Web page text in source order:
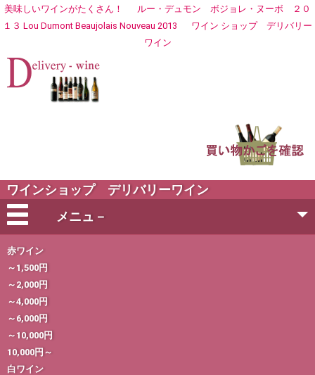
美味しいワインがたくさん！
ルー・デュモン ボジョレ・ヌーボ ２０
１３ Lou Dumont Beaujolais Nouveau 2013
ワイン ショップデリバリー
ワイン
ワインショップ デリバリーワイン
メニュ－
赤ワイン
～1,500円
～2,000円
～4,000円
～6,000円
～10,000円
10,000円～
白ワイン